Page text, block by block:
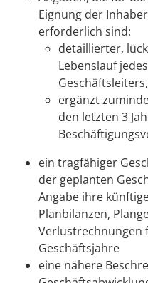
Eignung der
erforderlich sind:
detaillierter,
Lebenslauf
Geschäftsleiters,
ergänzt
den letzten 3
ein tragfähiger
der geplanten
Angabe ihre
Planbilanzen,
Verlustrechnungen
Geschäftsjahre
eine nähere